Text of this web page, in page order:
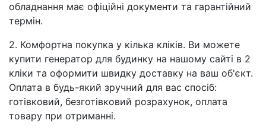
обладнання має офіційні документи та гарантійний
термін.
2. Комфортна покупка у кілька кліків. Ви можете
купити генератор для будинку на нашому сайті в 2
кліки та оформити швидку доставку на ваш об'єкт.
Оплата в будь-який зручний для вас спосіб:
готівковий, безготівковий розрахунок, оплата
товару при отриманні.